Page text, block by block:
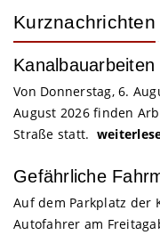
Kurznachrichten
Von Donnerstag, 6.
August 2026 finden
Straße statt.
Gefährliche
Auf dem Parkplatz der
Autofahrer am